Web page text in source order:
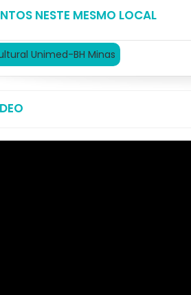
NESTE MESMO LOCAL
Unimed-BH Minas